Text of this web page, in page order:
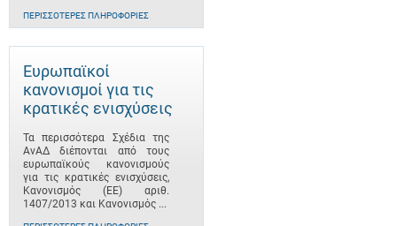
ΠΕΡΙΣΣΌΤΕΡΕΣ ΠΛΗΡΟΦΟΡΊΕΣ
Ευρωπαϊκοί
κανονισμοί για τις
κρατικές ενισχύσεις
Τα περισσότερα Σχέδια της
ΑνΑΔ διέπονται από τους
ευρωπαϊκούς κανονισμούς
για τις κρατικές ενισχύσεις,
Κανονισμός (ΕΕ) αριθ.
1407/2013 και Κανονισμός ...